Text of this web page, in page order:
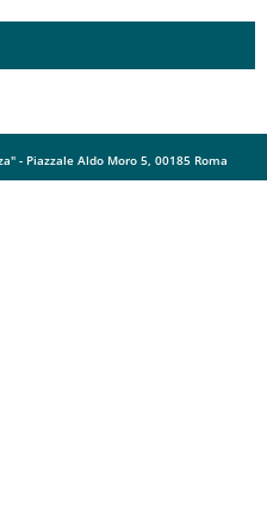
- Piazzale Aldo Moro 5, 00185 Roma